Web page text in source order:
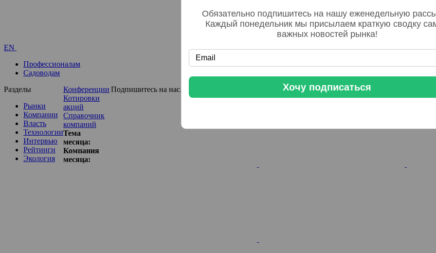
EN
Профессионалам
Садоводам
Разделы
Рынки
Компании
Власть
Технологии
Интервью
Рейтинги
Экология
Конференции
Котировки
акций
Справочник
компаний
Тема
месяца:
Компания
месяца:
Подпишитесь на нас...
Обязательно подпишитесь на нашу еженедельную
Каждый понедельник мы присылаем краткую сводку
важных новостей рынка!
Хочу подписаться